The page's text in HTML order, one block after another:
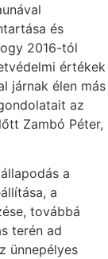
és
2016-tól
értékek
járnak élen más
az
Zambó Péter,
a
a
továbbá
terén ad
ünnepélyes